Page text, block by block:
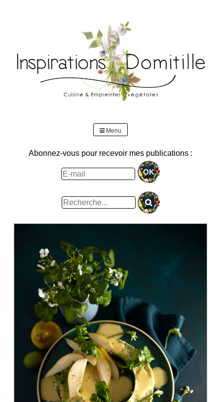
Skip
to
content
Menu
Abonnez-vous pour recevoir mes publications :
Rechercher
: